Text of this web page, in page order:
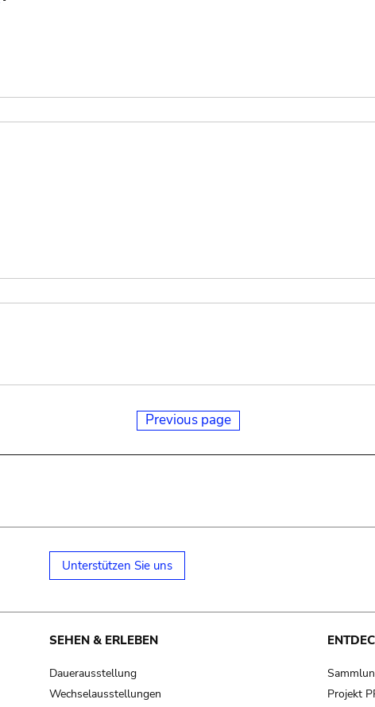
Previous page
Unterstützen Sie uns
SEHEN & ERLEBEN
Dauerausstellung
Wechselausstellungen
Projekt